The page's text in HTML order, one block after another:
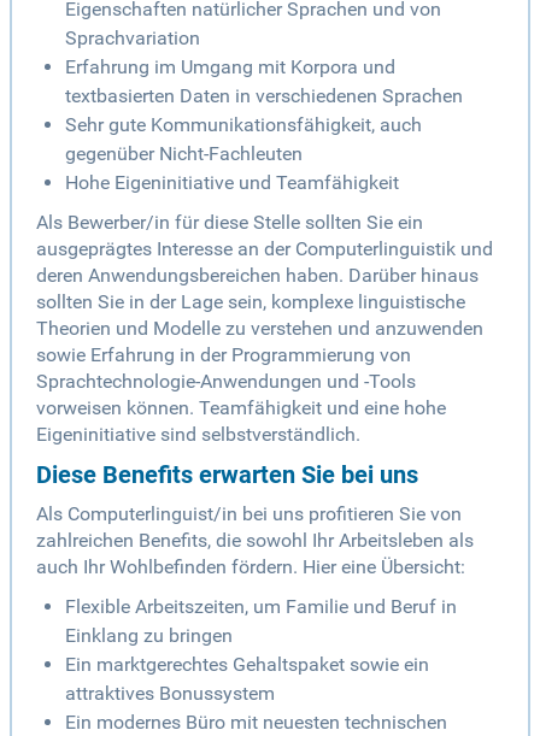
Eigenschaften natürlicher Sprachen und von
Sprachvariation
Erfahrung im Umgang mit Korpora und
textbasierten Daten in verschiedenen Sprachen
Sehr gute Kommunikationsfähigkeit, auch
gegenüber Nicht-Fachleuten
Hohe Eigeninitiative und Teamfähigkeit
Als Bewerber/in für diese Stelle sollten Sie ein
ausgeprägtes Interesse an der Computerlinguistik und
deren Anwendungsbereichen haben. Darüber hinaus
sollten Sie in der Lage sein, komplexe linguistische
Theorien und Modelle zu verstehen und anzuwenden
sowie Erfahrung in der Programmierung von
Sprachtechnologie-Anwendungen und -Tools
vorweisen können. Teamfähigkeit und eine hohe
Eigeninitiative sind selbstverständlich.
Diese Benefits erwarten Sie bei uns
Als Computerlinguist/in bei uns profitieren Sie von
zahlreichen Benefits, die sowohl Ihr Arbeitsleben als
auch Ihr Wohlbefinden fördern. Hier eine Übersicht:
Flexible Arbeitszeiten, um Familie und Beruf in
Einklang zu bringen
Ein marktgerechtes Gehaltspaket sowie ein
attraktives Bonussystem
Ein modernes Büro mit neuesten technischen